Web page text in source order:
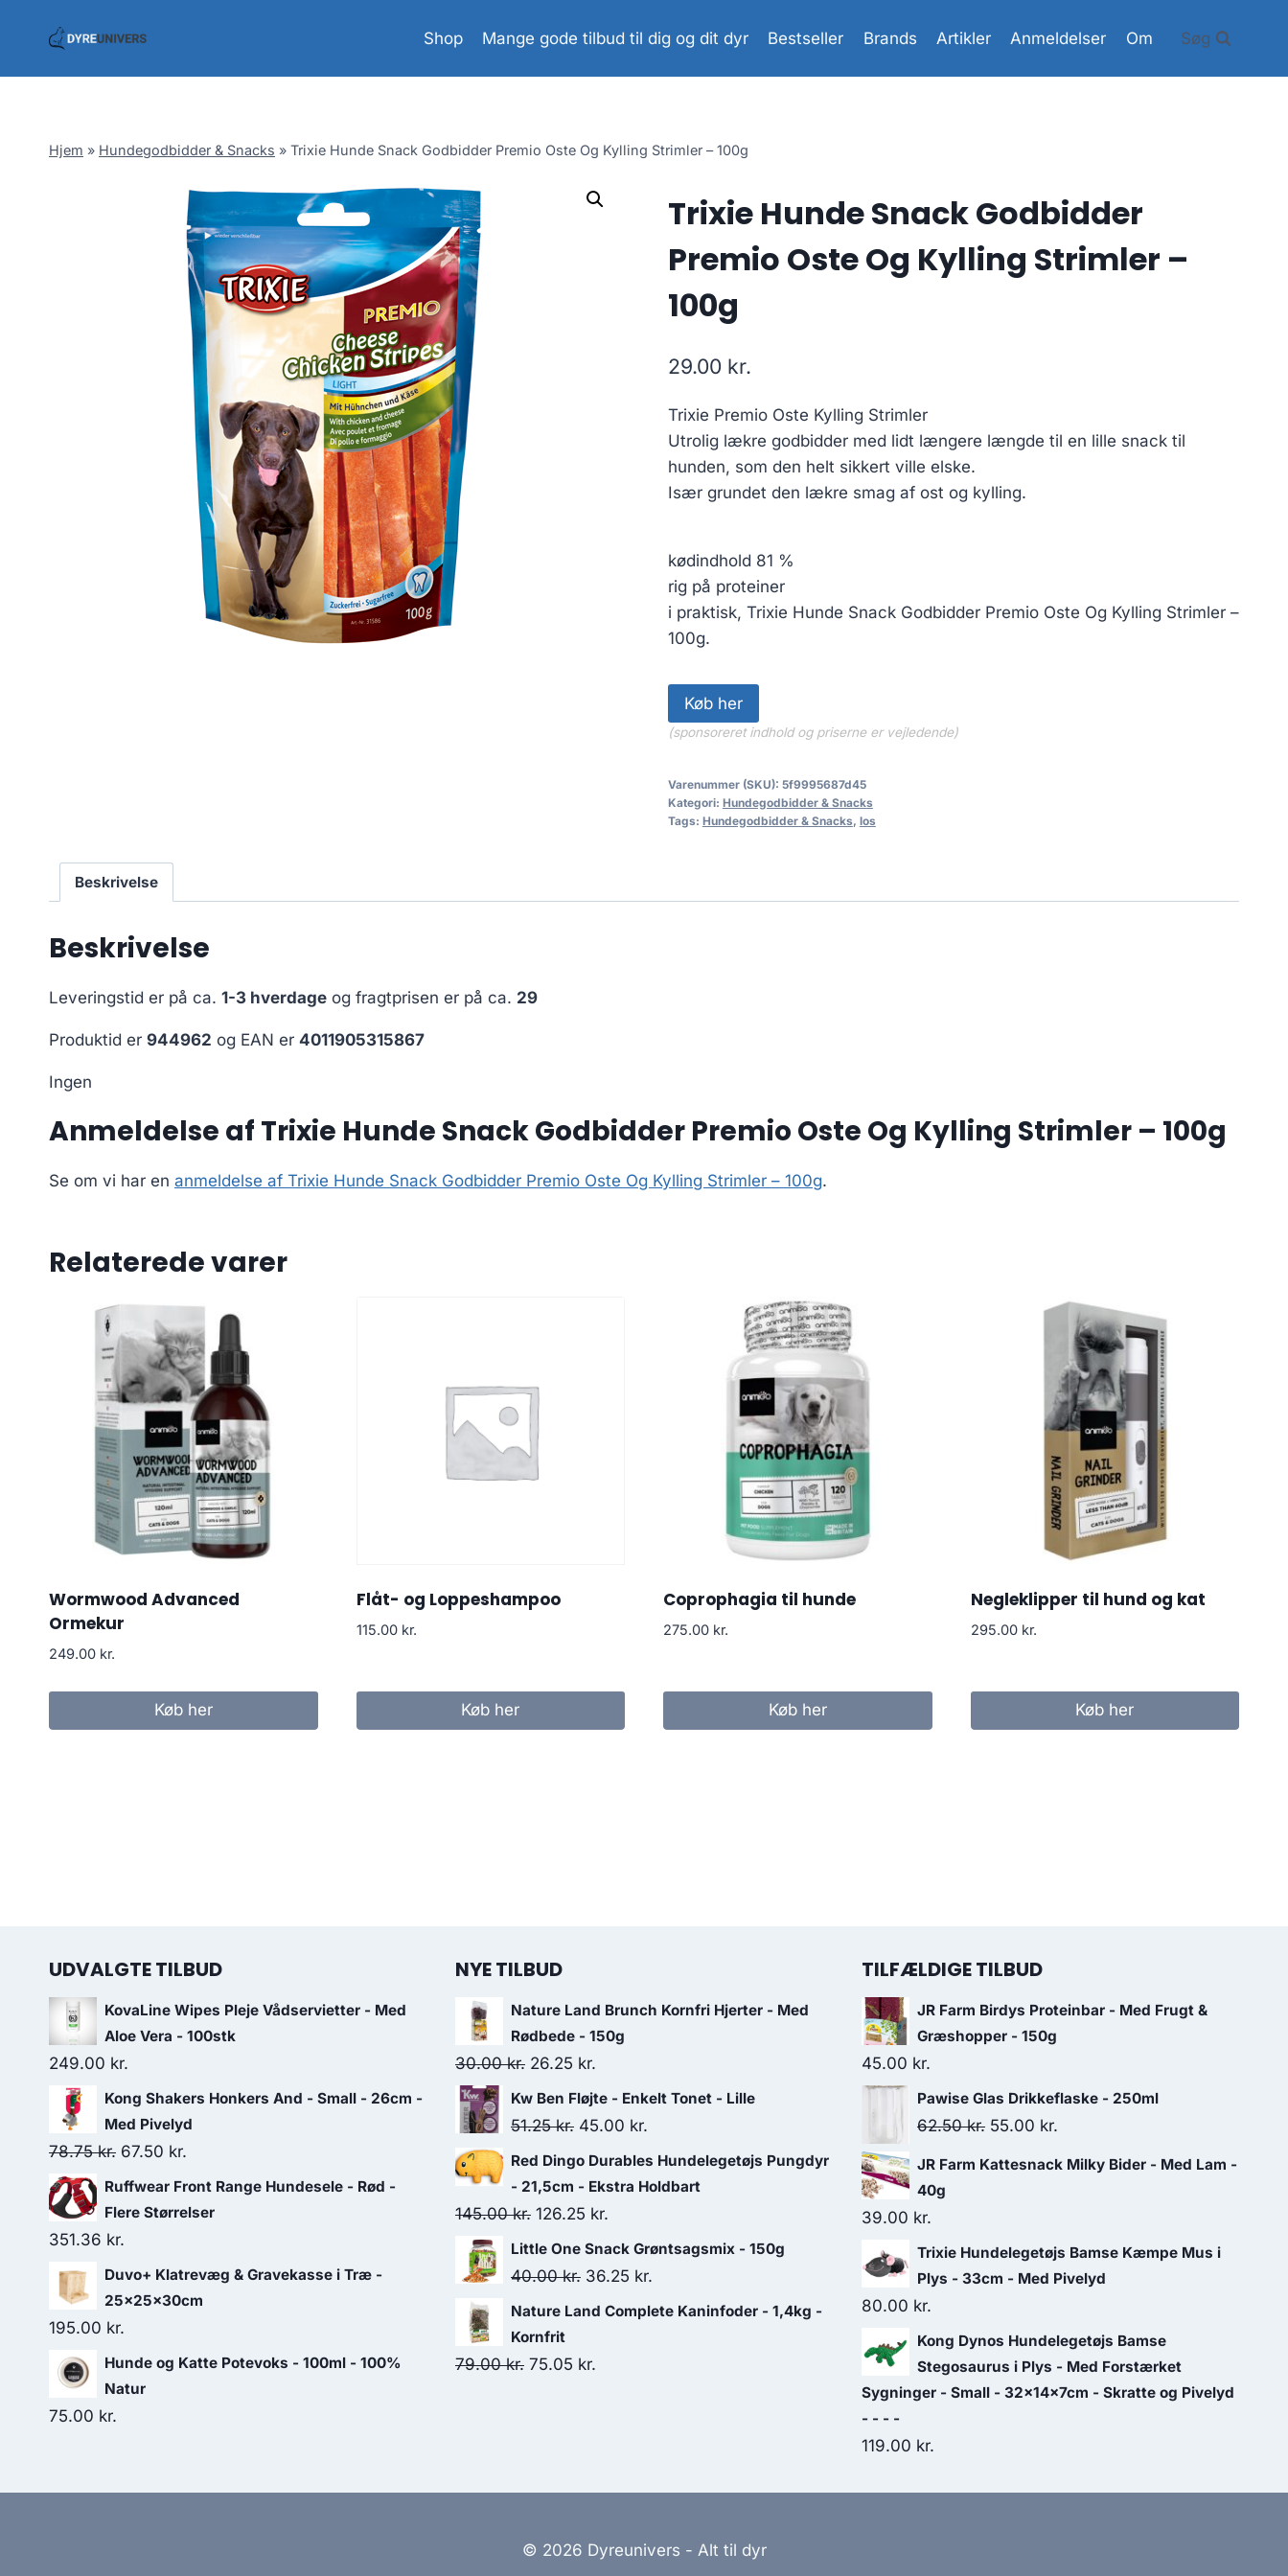
Shop Mange gode tilbud til dig og dit dyr Bestseller Brands Artikler Anmeldelser Om Søg
Hjem » Hundegodbidder & Snacks » Trixie Hunde Snack Godbidder Premio Oste Og Kylling Strimler – 100g
Trixie Hunde Snack Godbidder
Premio Oste Og Kylling Strimler –
100g
29.00 kr.
Trixie Premio Oste Kylling Strimler
Utrolig lækre godbidder med lidt længere længde til en lille snack til
hunden, som den helt sikkert ville elske.
Især grundet den lækre smag af ost og kylling.
kødindhold 81 %
rig på proteiner
i praktisk, Trixie Hunde Snack Godbidder Premio Oste Og Kylling Strimler –
100g.
Køb her
(sponsoreret indhold og priserne er vejledende)
Varenummer (SKU): 5f9995687d45
Kategori: Hundegodbidder & Snacks
Tags: Hundegodbidder & Snacks, los
Beskrivelse
Beskrivelse
Leveringstid er på ca. 1-3 hverdage og fragtprisen er på ca. 29
Produktid er 944962 og EAN er 4011905315867
Ingen
Anmeldelse af Trixie Hunde Snack Godbidder Premio Oste Og Kylling Strimler – 100g
Se om vi har en anmeldelse af Trixie Hunde Snack Godbidder Premio Oste Og Kylling Strimler – 100g.
Relaterede varer
Wormwood Advanced
Ormekur
249.00 kr.
Køb her
Flåt- og Loppeshampoo
115.00 kr.
Køb her
Coprophagia til hunde
275.00 kr.
Køb her
Negleklipper til hund og kat
295.00 kr.
Køb her
UDVALGTE TILBUD
KovaLine Wipes Pleje Vådservietter - Med
Aloe Vera - 100stk
249.00 kr.
Kong Shakers Honkers And - Small - 26cm -
Med Pivelyd
78.75kr. Den
oprindelige
pris
var:
78.75 kr..
67.50 kr.
aktuelle
pris
67.50 kr..
Ruffwear Front Range Hundesele - Rød -
Flere Størrelser
351.36 kr.
Duvo+ Klatrevæg & Gravekasse i Træ -
25x25x30cm
195.00 kr.
Hunde og Katte Potevoks - 100ml - 100%
Natur
75.00 kr.
NYE TILBUD
Nature Land Brunch Kornfri Hjerter - Med
Rødbede - 150g
30.00kr. Den
oprindelige
pris
30.00 kr..
26.25 kr.
aktuelle
pris
26.25 kr..
Kw Ben Fløjte - Enkelt Tonet - Lille
51.25kr. Den
oprindelige
pris
var:
51.25 kr..
45.00 kr.
aktuelle
pris
45.00 kr..
Red Dingo Durables Hundelegetøjs Pungdyr
- 21,5cm - Ekstra Holdbart
145.00kr. Den
oprindelige
pris
145.00 kr..
126.25 kr.
aktuelle
pris
Little One Snack Grøntsagsmix - 150g
40.00kr. Den
oprindelige
var:
36.25 kr.
aktuelle
Nature Land Complete Kaninfoder - 1,4kg -
Kornfrit
79.00kr. Den
75.05 kr.
TILFÆLDIGE TILBUD
JR Farm Birdys Proteinbar - Med Frugt &
Græshopper - 150g
45.00 kr.
Pawise Glas Drikkeflaske - 250ml
62.50kr. Den
oprindelige
55.00 kr.
aktuelle
JR Farm Kattesnack Milky Bider - Med Lam -
40g
39.00 kr.
Trixie Hundelegetøjs Bamse Kæmpe Mus i
Plys - 33cm - Med Pivelyd
80.00 kr.
Kong Dynos Hundelegetøjs Bamse
Stegosaurus i Plys - Med Forstærket
Sygninger - Small - 32x14x7cm - Skratte og Pivelyd
- - - -
119.00 kr.
© 2026 Dyreunivers - Alt til dyr